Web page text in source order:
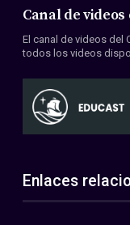
Canal de videos
El canal de videos del
todos los videos
Enlaces